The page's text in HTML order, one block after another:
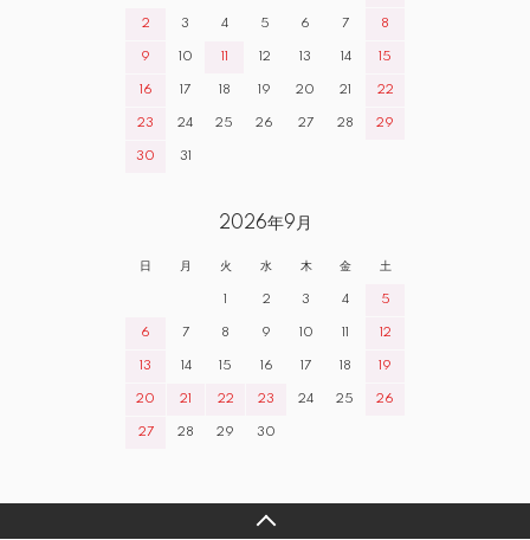
2 3 4 5 6 7 8
9 10 11 12 13 14 15
16 17 18 19 20 21 22
23 24 25 26 27 28 29
30 31
2026年9月
日 月 火 水 木 金 土
1 2 3 4 5
6 7 8 9 10 11 12
13 14 15 16 17 18 19
20 21 22 23 24 25 26
27 28 29 30